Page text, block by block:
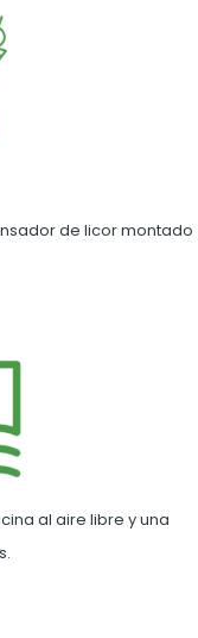
de licor montado
al aire libre y una